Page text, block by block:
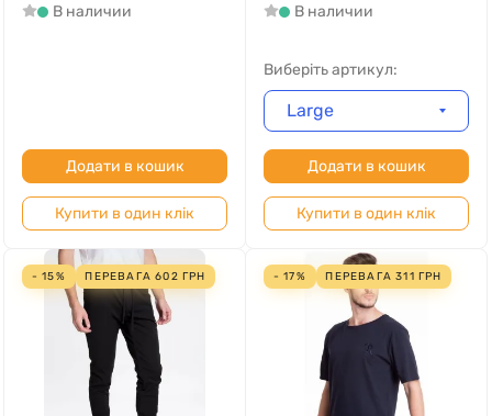
В наличии
Додати в кошик
Купити в один клік
В наличии
Виберіть артикул:
Large
Додати в кошик
Купити в один клік
- 15% ПЕРЕВАГА602 ГРН - 17% ПЕРЕВАГА311 ГРН